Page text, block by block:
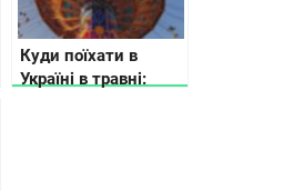
Куди поїхати в
Україні в травні: